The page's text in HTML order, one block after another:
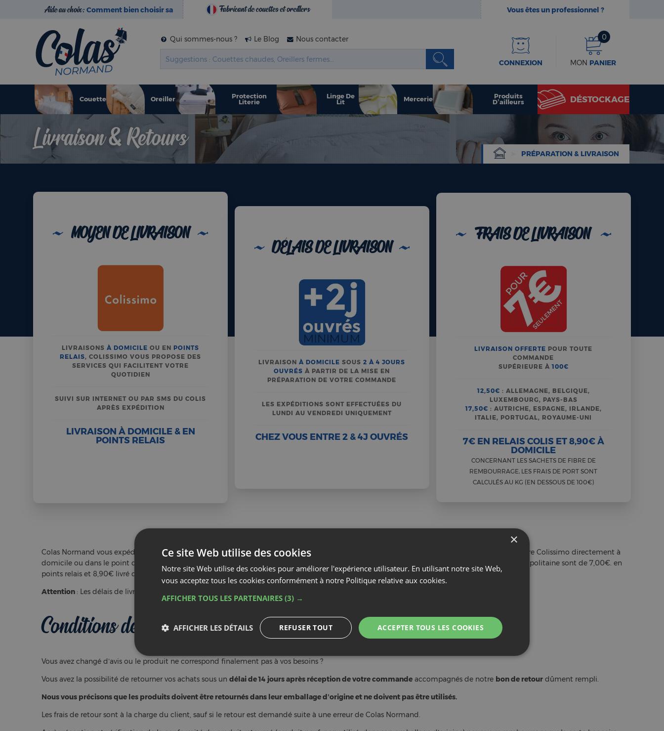
Aide au choix : Comment bien choisir sa
literie ?
Fabricant de couettes et oreillers Vous êtes un professionnel ?
Qui sommes-nous ? Le Blog Nous contacter
CONNEXION MON PANIER
0
Couette Oreiller
Protection
Literie
Linge De
Lit
Mercerie
Produits
D’ailleurs
DÉSTOCKAGE
Livraison & Retours
PRÉPARATION & LIVRAISON
MOYEN DE LIVRAISON
LIVRAISONSÀ DOMICILE OU EN POINTS
RELAIS, COLISSIMO VOUS PROPOSE DES
SERVICES QUI FACILITENT VOTRE
QUOTIDIEN
SUIVI SUR INTERNET OU PAR SMS DU COLIS
APRÈS EXPÉDITION
LIVRAISON À DOMICILE & EN
POINTS RELAIS
DÉLAIS DE LIVRAISON
LIVRAISONÀ DOMICILE SOUS2 À 4 JOURS
OUVRÉS À PARTIR DE LA MISE EN
PRÉPARATION DE VOTRE COMMANDE
LES EXPÉDITIONS SONT EFFECTUÉES DU
LUNDI AU VENDREDI UNIQUEMENT
CHEZ VOUS ENTRE 2 & 4J OUVRÉS
FRAIS DE LIVRAISON
LIVRAISON OFFERTE POUR TOUTE
COMMANDE
SUPÉRIEURE À 100€
12,50€ : ALLEMAGNE, BELGIQUE,
LUXEMBOURG, PAYS-BAS
17,50€ : AUTRICHE, ESPAGNE, IRLANDE,
ITALIE, PORTUGAL, ROYAUME-UNI
7€ EN RELAIS COLIS ET 8,90€ À
DOMICILE
CONCERNANT LES SACHETS DE FIBRE DE
REMBOURRAGE, LES FRAIS DE PORT SONT
CALCULÉS AU KG (EN DESSOUS DE 100€)
Colas Normand vous expédie vos colis sous 4 à 5 jours ouvrés (sous réserve de disponibilité des produits de votre commande) avec son partenaire Colissimo directement à
domicile ou dans le point de retrait le plus proche de vous. La livraison vous est offerte dès 100€ d'achat et les frais de livraison en France Métropolitaine sont de 7,00€. en
points relais et 8,90€ livré directement chez vous !
Attention : Les délais de livraison hors France seront plus longs que ceux annoncés pour une livraison Colissimo
Conditions de retoursetdroit de rétractation
Vous avez changé d’avis ou le produit ne correspond finalement pas à vos besoins ?
Vous avez la possibilité de retourner vos achats sous un délai de 14 jours après réception de votre commande accompagnés de notre bon de retour dûment rempli.
Nous vous précisons que les produits doivent être retournés dans leur emballage d’origine et ne doivent pas être utilisés.
Les frais de retour sont à la charge du client, sauf si le retour est demandé suite à une erreur de Colas Normand.
×
Ce site Web utilise des cookies
Notre site Web utilise des cookies pour améliorer l'expérience utilisateur. En utilisant notre site Web,
vous acceptez tous les cookies conformément à notre Politique relative aux cookies.
AFFICHER TOUS LES PARTENAIRES (3) →
ACCEPTER TOUS LES COOKIES
REFUSER TOUT
AFFICHER LES DÉTAILS